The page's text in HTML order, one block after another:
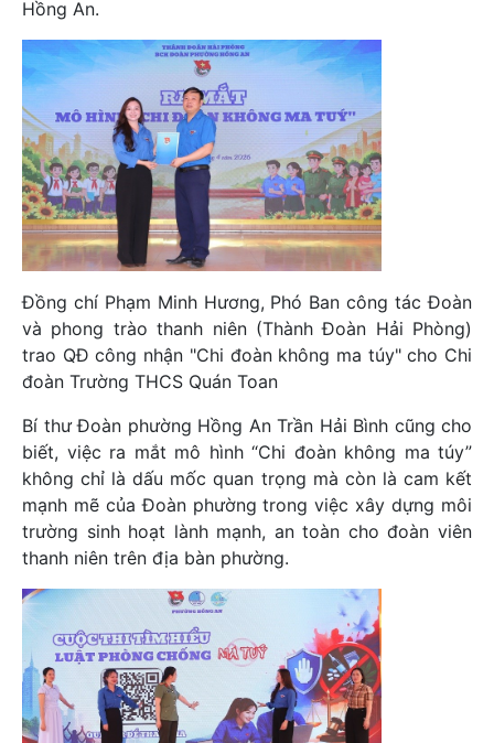
Hồng An.
Đồng chí Phạm Minh Hương, Phó Ban công tác Đoàn
và phong trào thanh niên (Thành Đoàn Hải Phòng)
trao QĐ công nhận "Chi đoàn không ma túy" cho Chi
đoàn Trường THCS Quán Toan
Bí thư Đoàn phường Hồng An Trần Hải Bình cũng cho
biết, việc ra mắt mô hình “Chi đoàn không ma túy”
không chỉ là dấu mốc quan trọng mà còn là cam kết
mạnh mẽ của Đoàn phường trong việc xây dựng môi
trường sinh hoạt lành mạnh, an toàn cho đoàn viên
thanh niên trên địa bàn phường.